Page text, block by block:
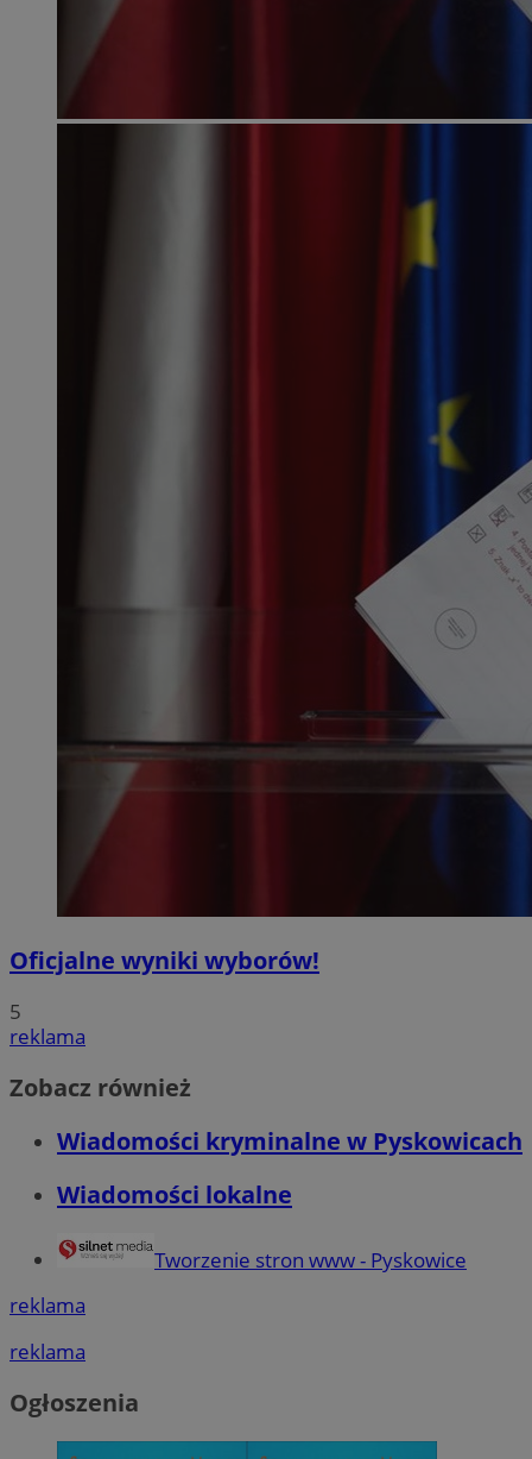
Oficjalne wyniki wyborów!
5
reklama
Zobacz również
Wiadomości kryminalne w Pyskowicach
Wiadomości lokalne
Tworzenie stron www - Pyskowice
reklama
reklama
Ogłoszenia